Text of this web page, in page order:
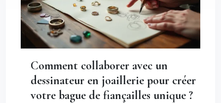
Comment collaborer avec un
dessinateur en joaillerie pour créer
votre bague de fiançailles unique ?